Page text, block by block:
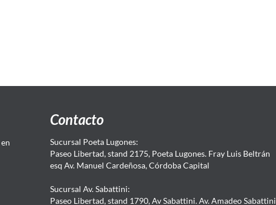
Contacto
Sucursal Poeta Lugones:
Paseo Libertad, stand 2175, Poeta Lugones. Fray Luis Beltrán
esq Av. Manuel Cardeñosa, Córdoba Capital
Sucursal Av. Sabattini:
Paseo Libertad, stand 1790, Av Sabattini. Av. Amadeo Sabattini